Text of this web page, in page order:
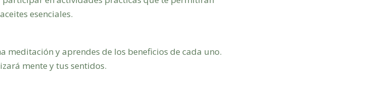
esenciales.
meditación y aprendes de los beneficios de cada uno.
mente y tus sentidos.